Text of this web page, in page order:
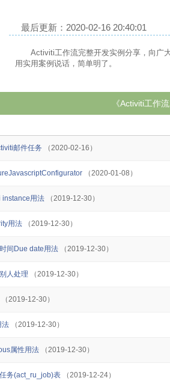
最后更新：2020-02-16 20:40:01
Activiti工作流完整开发实例分享，向广
用实用案例说话，简单明了。
《Activiti工作
邮件任务 （2020-02-16）
（2020-01-08）
instance用法 （2019-12-30）
用法 （2019-12-30）
间Due date用法 （2019-12-30）
人处理 （2019-12-30）
（2019-12-30）
法 （2019-12-30）
属性用法 （2019-12-30）
务(act_ru_job)表 （2019-12-24）